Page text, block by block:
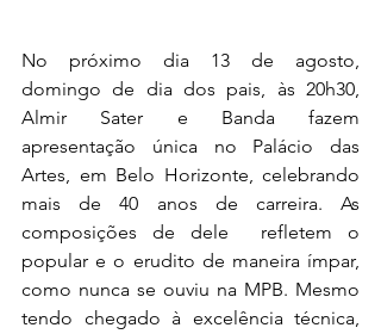
No próximo dia 13 de agosto,
domingo de dia dos pais, às 20h30,
Almir Sater e Banda fazem
apresentação única no Palácio das
Artes, em Belo Horizonte, celebrando
mais de 40 anos de carreira. As
composições de dele  refletem o
popular e o erudito de maneira ímpar,
como nunca se ouviu na MPB. Mesmo
tendo chegado à excelência técnica,